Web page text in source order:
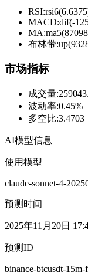
RSI:
MACD:dif(-
MA:
布林带:
市场指标
成交量:
波动率:0.45%
多空比:3.4703
AI模型信息
使用模型
claude-sonnet-4-
预测时间
2025年11月20日
预测ID
binance-btcusdt-